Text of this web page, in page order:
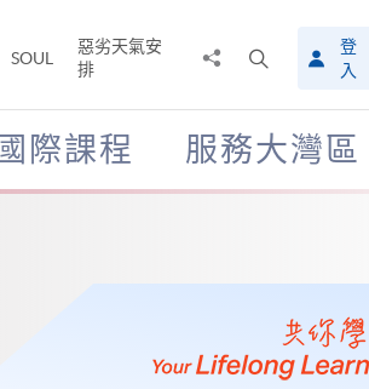
SOUL
惡劣天氣安
排
搜
尋
介
面
登
入
際課程 服務大灣區